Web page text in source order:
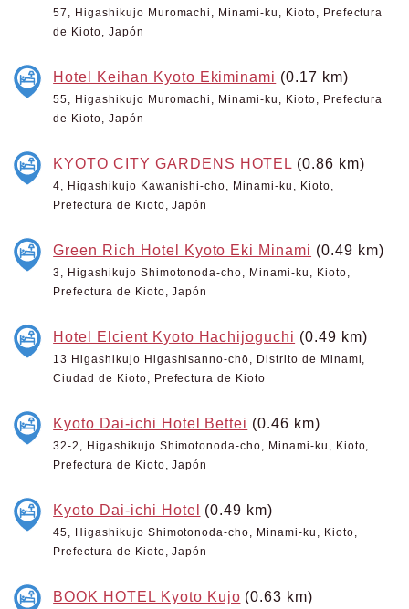
57, Higashikujo Muromachi, Minami-ku, Kioto, Prefectura
de Kioto, Japón
Hotel Keihan Kyoto Ekiminami (0.17 km)
55, Higashikujo Muromachi, Minami-ku, Kioto, Prefectura
de Kioto, Japón
KYOTO CITY GARDENS HOTEL (0.86 km)
4, Higashikujo Kawanishi-cho, Minami-ku, Kioto,
Prefectura de Kioto, Japón
Green Rich Hotel Kyoto Eki Minami (0.49 km)
3, Higashikujo Shimotonoda-cho, Minami-ku, Kioto,
Prefectura de Kioto, Japón
Hotel Elcient Kyoto Hachijoguchi (0.49 km)
13 Higashikujo Higashisanno-chō, Distrito de Minami,
Ciudad de Kioto, Prefectura de Kioto
Kyoto Dai-ichi Hotel Bettei (0.46 km)
32-2, Higashikujo Shimotonoda-cho, Minami-ku, Kioto,
Prefectura de Kioto, Japón
Kyoto Dai-ichi Hotel (0.49 km)
45, Higashikujo Shimotonoda-cho, Minami-ku, Kioto,
Prefectura de Kioto, Japón
BOOK HOTEL Kyoto Kujo (0.63 km)